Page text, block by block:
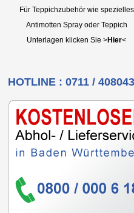
Für Teppichzubehör wie spezielles
Antimotten Spray oder Teppich
Unterlagen klicken Sie >Hier<
HOTLINE : 0711 /